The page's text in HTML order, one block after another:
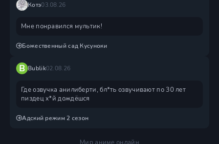
Котэ03.08.26
Мне понравился мультик!
Божественный сад Кусуноки
B Bublik02.08.26
Где озвучка анилиберти, бл*ть озвучивают по 30 лет
пиздец х*й дождëшся
Адский режим 2 сезон